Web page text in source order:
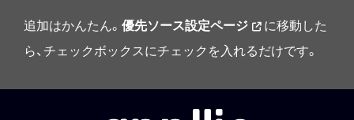
追加はかんたん。 優先ソース設定ページ
に移動した
ら、チェックボックスにチェックを入れるだけです。